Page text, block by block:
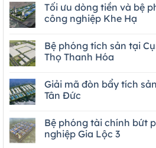
Tối ưu dòng tiền và bệ
công nghiệp Khe Hạ
Bệ phóng tích sản tại
Thọ Thanh Hóa
Giải mã đòn bẩy tích
Tân Đức
Bệ phóng tài chính bứt
nghiệp Gia Lộc 3